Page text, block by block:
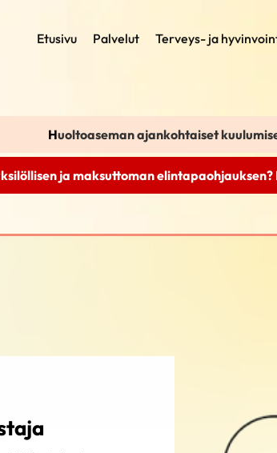
Etusivu Palvelut Terveys- ja
Huoltoaseman ajankohtaiset
ja maksuttoman